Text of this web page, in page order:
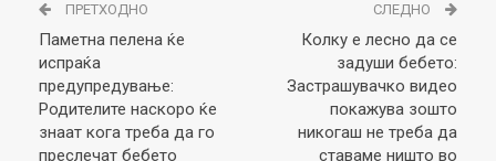
ПРЕТХОДНО
Паметна пелена ќе
испраќа
предупредување:
Родителите наскоро ќе
знаат кога треба да го
преслечат бебето
СЛЕДНО
Колку е лесно да се
задуши бебето:
Застрашувачко видео
покажува зошто
никогаш не треба да
ставаме ништо во